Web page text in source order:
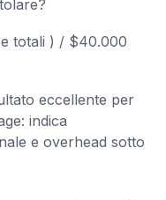
totali ) / $40.000
eccellente per
indica
e overhead sotto